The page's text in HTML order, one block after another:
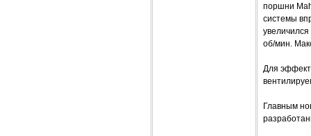
поршни
системы
об/мин.
Для
Главным